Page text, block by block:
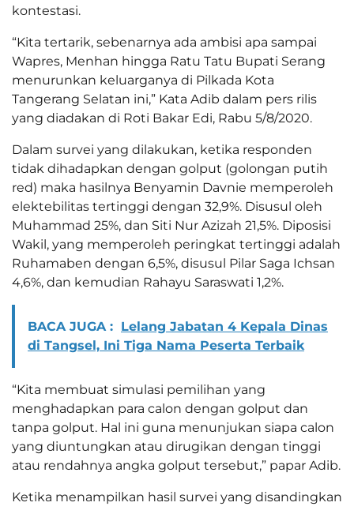
kontestasi.
“Kita tertarik, sebenarnya ada ambisi apa sampai
Wapres, Menhan hingga Ratu Tatu Bupati Serang
menurunkan keluarganya di Pilkada Kota
Tangerang Selatan ini,” Kata Adib dalam pers rilis
yang diadakan di Roti Bakar Edi, Rabu 5/8/2020.
Dalam survei yang dilakukan, ketika responden
tidak dihadapkan dengan golput (golongan putih
red) maka hasilnya Benyamin Davnie memperoleh
elektebilitas tertinggi dengan 32,9%. Disusul oleh
Muhammad 25%, dan Siti Nur Azizah 21,5%. Diposisi
Wakil, yang memperoleh peringkat tertinggi adalah
Ruhamaben dengan 6,5%, disusul Pilar Saga Ichsan
4,6%, dan kemudian Rahayu Saraswati 1,2%.
BACA JUGA : Lelang Jabatan 4 Kepala Dinas
di Tangsel, Ini Tiga Nama Peserta Terbaik
“Kita membuat simulasi pemilihan yang
menghadapkan para calon dengan golput dan
tanpa golput. Hal ini guna menunjukan siapa calon
yang diuntungkan atau dirugikan dengan tinggi
atau rendahnya angka golput tersebut,” papar Adib.
Ketika menampilkan hasil survei yang disandingkan